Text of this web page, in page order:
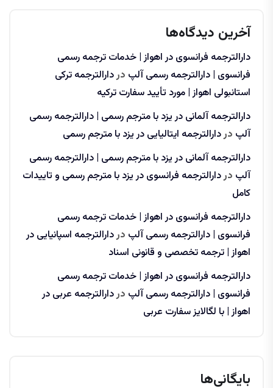
آخرین دیدگاه‌ها
دارالترجمه فرانسوی در اهواز | خدمات ترجمه رسمی
فرانسوی | دارالترجمه رسمی آلپ دردارالترجمه ترکی
استانبولی اهواز | مورد تأیید سفارت ترکیه
دارالترجمه آلمانی در یزد با مترجم رسمی | دارالترجمه رسمی
آلپ دردارالترجمه ایتالیایی در یزد با مترجم رسمی
دارالترجمه آلمانی در یزد با مترجم رسمی | دارالترجمه رسمی
آلپ دردارالترجمه فرانسوی در یزد با مترجم رسمی و تاییدات
کامل
دارالترجمه فرانسوی در اهواز | خدمات ترجمه رسمی
فرانسوی | دارالترجمه رسمی آلپ دردارالترجمه اسپانیایی در
اهواز | ترجمه تخصصی و قانونی اسناد
دارالترجمه فرانسوی در اهواز | خدمات ترجمه رسمی
فرانسوی | دارالترجمه رسمی آلپ دردارالترجمه عربی در
اهواز | با لگالایز سفارت عربی
بایگانی‌ها